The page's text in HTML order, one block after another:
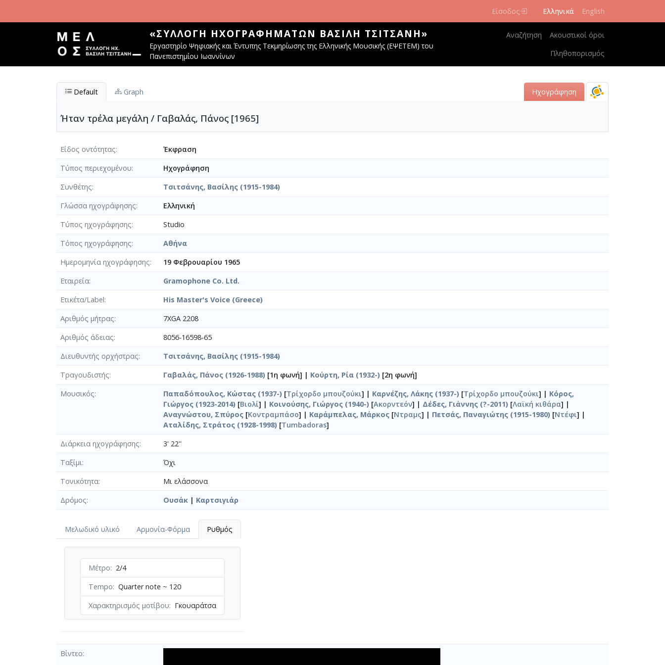
Είσοδος Ελληνικά English
«ΣΥΛΛΟΓΉ ΗΧΟΓΡΑΦΗΜΆΤΩΝ ΒΑΣΊΛΗ ΤΣΙΤΣΆΝΗ»
Εργαστηρίο Ψηφιακής και Έντυπης Τεκμηρίωσης της Ελληνικής Μουσικής (ΕΨΕΤΕΜ) του
Πανεπιστημίου Ιωαννίνων
Κεντρική πλοήγηση
Αναζήτηση
Ακουστικοί όροι
Πληθοπορισμός
Default Graph Ηχογράφηση
Ήταν τρέλα μεγάλη / Γαβαλάς, Πάνος [1965]
Είδος οντότητας
Έκφραση
Τύπος περιεχομένου
Ηχογράφηση
Συνθέτης
Τσιτσάνης, Βασίλης (1915-1984)
Γλώσσα ηχογράφησης
Ελληνική
Τύπος ηχογράφησης
Studio
Τόπος ηχογράφησης
Αθήνα
Ημερομηνία ηχογράφησης
19 Φεβρουαρίου 1965
Εταιρεία
Gramophone Co. Ltd.
Ετικέτα/Label
His Master's Voice (Greece)
Αριθμός μήτρας
7XGA 2208
Αριθμός άδειας
8056-16598-65
Διευθυντής ορχήστρας
Τσιτσάνης, Βασίλης (1915-1984)
Τραγουδιστής
Γαβαλάς, Πάνος (1926-1988) [1η φωνή] | Κούρτη, Ρία (1932-) [2η φωνή]
Μουσικός
Παπαδόπουλος, Κώστας (1937-) [Τρίχορδο μπουζούκι] | Καρνέζης, Λάκης (1937-) [Τρίχορδο μπουζούκι] | Κόρος,
Γιώργος (1923-2014) [Βιολί] | Κοινούσης, Γιώργος (1940-) [Ακορντεόν] | Δέδες, Γιάννης (?-2011) [Λαϊκή κιθάρα] |
Αναγνώστου, Σπύρος [Κοντραμπάσο] | Καράμπελας, Μάρκος [Ντραμς] | Πετσάς, Παναγιώτης (1915-1980) [Ντέφι] |
Αταλίδης, Στράτος (1928-1998) [Tumbadoras]
Διάρκεια ηχογράφησης
3' 22''
Ταξίμι
Όχι
Τονικότητα
Μι ελάσσονα
Δρόμος
Ουσάκ | Καρτσιγιάρ
Μελωδικό υλικό Αρμονία-Φόρμα Ρυθμός
Μέτρο
2/4
Tempo
Quarter note ~ 120
Χαρακτηρισμός μοτίβου
Γκουαράτσα
Βίντεο